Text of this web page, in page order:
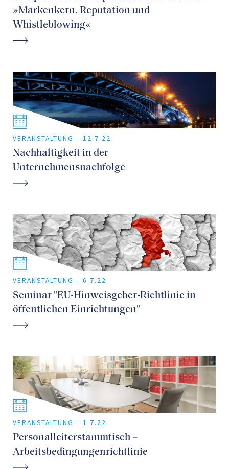
»Markenkern, Reputation und
Whistleblowing«
VERANSTALTUNG – 12.7.22
Nachhaltigkeit in der
Unternehmensnachfolge
VERANSTALTUNG – 6.7.22
Seminar "EU-Hinweisgeber-Richtlinie in
öffentlichen Einrichtungen"
VERANSTALTUNG – 1.7.22
Personalleiterstammtisch –
Arbeitsbedingungenrichtlinie